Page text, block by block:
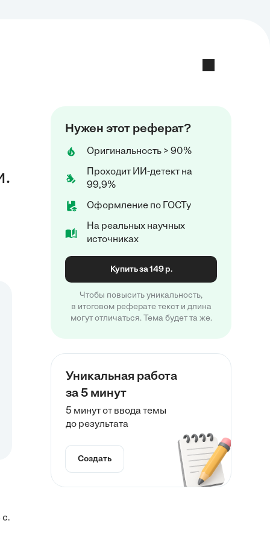
Нужен этот реферат?
Оригинальность > 90%
Проходит ИИ-детект на
99,9%
Оформление по ГОСТу
На реальных научных
источниках
Купить за 149 р.
Чтобы повысить уникальность,
в итоговом реферате текст и длина
могут отличаться. Тема будет та же.
Уникальная работа
за 5 минут
5 минут от ввода темы
до результата
Создать